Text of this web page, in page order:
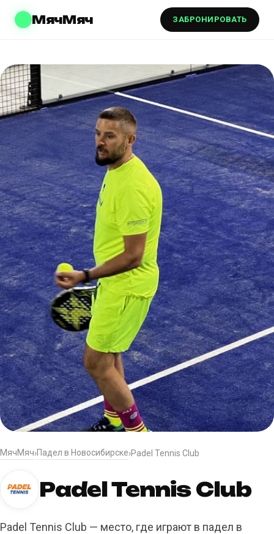
МячМяч ЗАБРОНИРОВАТЬ
МячМяч›Падел в Новосибирске›Padel Tennis Club
Padel Tennis Club
Padel Tennis Club — место, где играют в падел в